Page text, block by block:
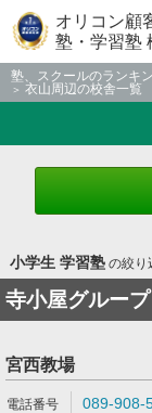
オリコン顧
塾・学習塾
塾、スクールのランキ
衣山周辺の校舎一覧
小学生 学習塾の絞り
寺小屋グループ
宮西教場
089-908-